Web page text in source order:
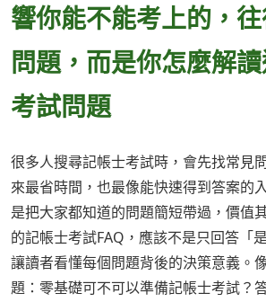
響你能不能考上的，
問題，而是你怎麼解
考試問題
很多人搜尋記帳士考試時，會先找常見
來最省時間，也最像能快速得到答案的
是把大家都知道的問題簡短帶過，價值
的記帳士考試FAQ，應該不是只回答「
讓讀者看懂每個問題背後的決策意義。
題：零基礎可不可以準備記帳士考試？